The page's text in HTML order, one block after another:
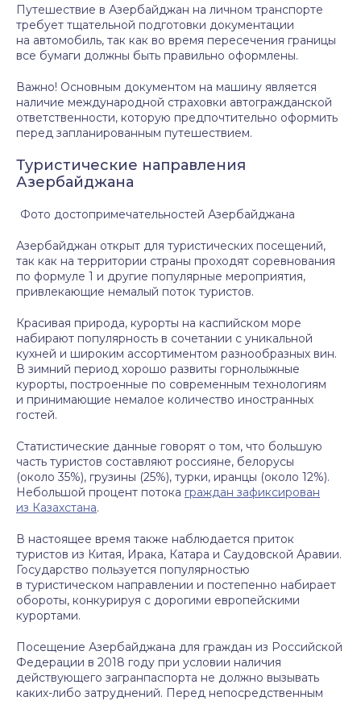
Путешествие в Азербайджан на личном транспорте
требует тщательной подготовки документации
на автомобиль, так как во время пересечения границы
все бумаги должны быть правильно оформлены.
Важно! Основным документом на машину является
наличие международной страховки автогражданской
ответственности, которую предпочтительно оформить
перед запланированным путешествием.
Туристические направления
Азербайджана
Фото достопримечательностей Азербайджана
Азербайджан открыт для туристических посещений,
так как на территории страны проходят соревнования
по формуле 1 и другие популярные мероприятия,
привлекающие немалый поток туристов.
Красивая природа, курорты на каспийском море
набирают популярность в сочетании с уникальной
кухней и широким ассортиментом разнообразных вин.
В зимний период хорошо развиты горнолыжные
курорты, построенные по современным технологиям
и принимающие немалое количество иностранных
гостей.
Статистические данные говорят о том, что большую
часть туристов составляют россияне, белорусы
(около 35%), грузины (25%), турки, иранцы (около 12%).
Небольшой процент потока граждан зафиксирован
из Казахстана.
В настоящее время также наблюдается приток
туристов из Китая, Ирака, Катара и Саудовской Аравии.
Государство пользуется популярностью
в туристическом направлении и постепенно набирает
обороты, конкурируя с дорогими европейскими
курортами.
Посещение Азербайджана для граждан из Российской
Федерации в 2018 году при условии наличия
действующего загранпаспорта не должно вызывать
каких-либо затруднений. Перед непосредственным